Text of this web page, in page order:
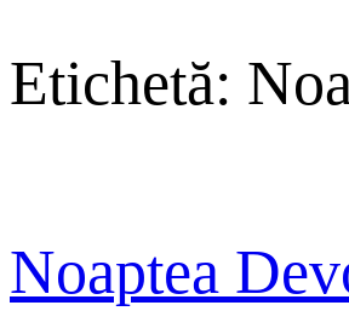
Etichetă:
Noaptea